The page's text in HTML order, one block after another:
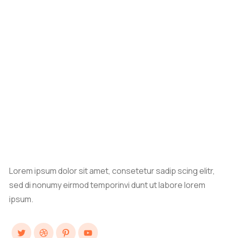
Lorem ipsum dolor sit amet, consetetur sadip scing elitr,
sed di nonumy eirmod temporinvi dunt ut labore lorem
ipsum.
TwitterDribbblePinterestYouTube